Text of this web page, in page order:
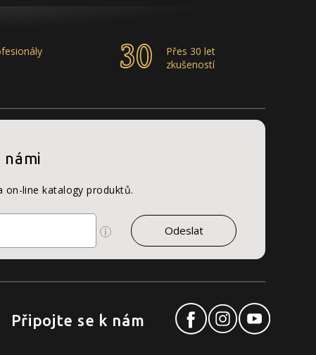
Přes 30 let
zkušeností
námi
on-line katalogy produktů.
Připojte se k nám